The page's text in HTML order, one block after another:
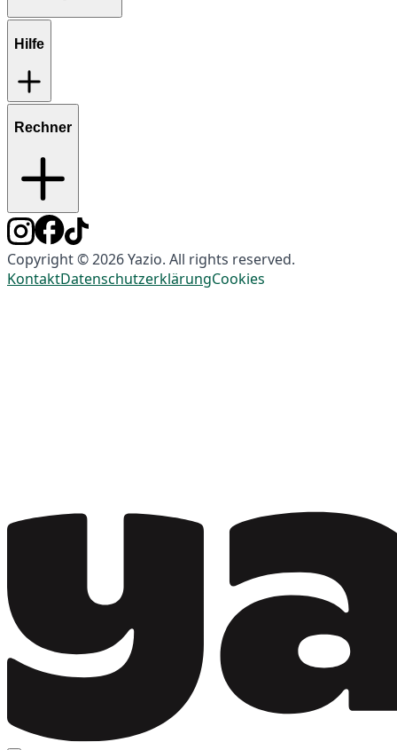
Hilfe
Rechner
Copyright © 2026 Yazio. All rights reserved.
KontaktDatenschutzerklärungCookies